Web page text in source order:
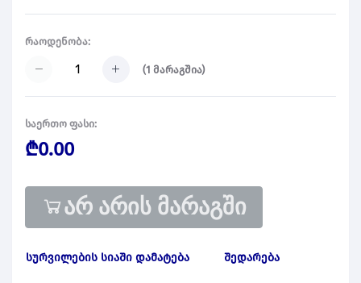
რაოდენობა:
(1 მარაგშია)
საერთო ფასი:
₾0.00
არ არის მარაგში
სურვილების სიაში დამატება შედარება